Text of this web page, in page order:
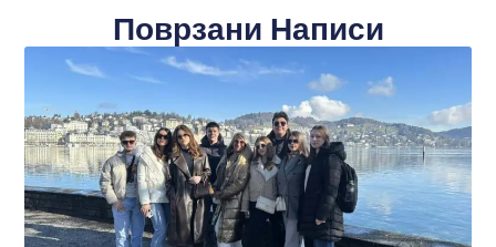
Поврзани Написи